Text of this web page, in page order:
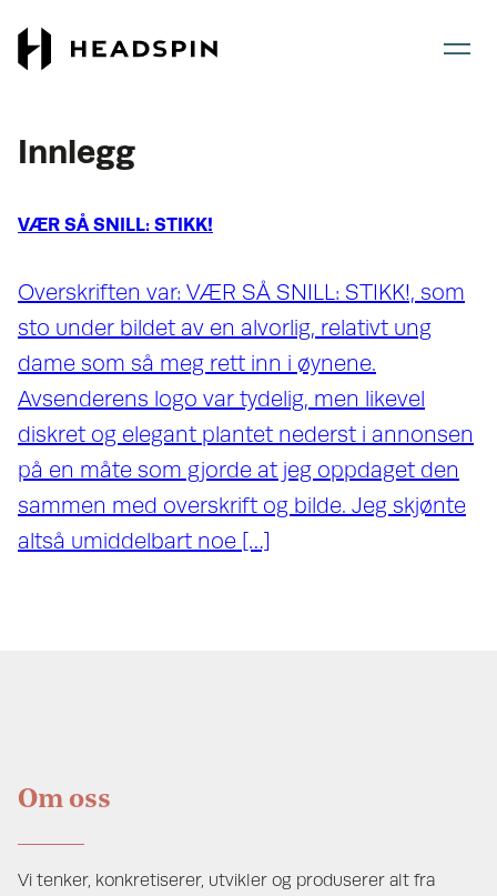
Gå
Innlegg
VÆR SÅ SNILL: STIKK!
Overskriften var: VÆR SÅ SNILL: STIKK!, som
sto under bildet av en alvorlig, relativt ung
dame som så meg rett inn i øynene.
Avsenderens logo var tydelig, men likevel
diskret og elegant plantet nederst i annonsen
på en måte som gjorde at jeg oppdaget den
sammen med overskrift og bilde. Jeg skjønte
altså umiddelbart noe […]
Om oss
Vi tenker, konkretiserer, utvikler og produserer alt fra